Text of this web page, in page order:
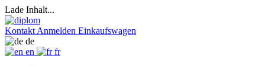
Lade Inhalt...
Kontakt Anmelden Einkaufswagen
de
en
fr